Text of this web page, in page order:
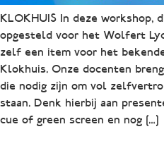
KLOKHUIS In deze workshop,
opgesteld voor het Wolfert
zelf een item voor het
Klokhuis. Onze docenten
die nodig zijn om vol
staan. Denk hierbij aan
cue of green screen en nog […]